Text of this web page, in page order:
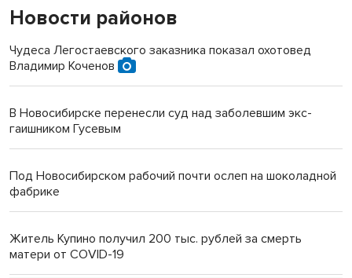
Новости районов
Чудеса Легостаевского заказника показал охотовед
Владимир Коченов
В Новосибирске перенесли суд над заболевшим экс-
гаишником Гусевым
Под Новосибирском рабочий почти ослеп на шоколадной
фабрике
Житель Купино получил 200 тыс. рублей за смерть
матери от COVID-19